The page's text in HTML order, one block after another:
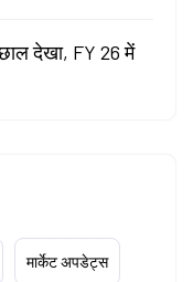
देखा, FY 26 में
मार्केट अपडेट्स